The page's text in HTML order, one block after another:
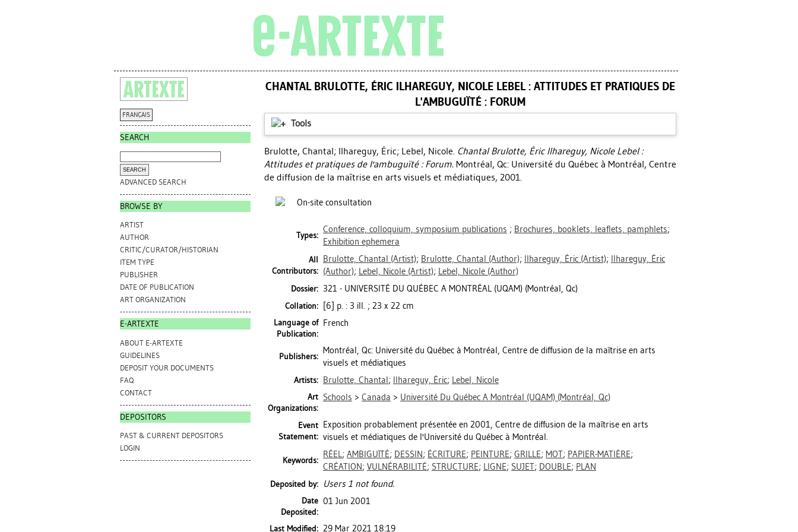
FRANÇAIS
SEARCH
ADVANCED SEARCH
BROWSE BY
ARTIST
AUTHOR
CRITIC/CURATOR/HISTORIAN
ITEM TYPE
PUBLISHER
DATE OF PUBLICATION
ART ORGANIZATION
E-ARTEXTE
ABOUT E-ARTEXTE
GUIDELINES
DEPOSIT YOUR DOCUMENTS
FAQ
CONTACT
DEPOSITORS
PAST & CURRENT DEPOSITORS
LOGIN
CHANTAL BRULOTTE, ÉRIC ILHAREGUY, NICOLE LEBEL : ATTITUDES ET PRATIQUES DE
L'AMBUGUÏTÉ : FORUM
Tools
Brulotte, Chantal; Ilhareguy, Éric; Lebel, Nicole. Chantal Brulotte, Éric Ilhareguy, Nicole Lebel :
Attitudes et pratiques de l'ambuguïté : Forum. Montréal, Qc: Université du Québec à Montréal, Centre
de diffusion de la maîtrise en arts visuels et médiatiques, 2001.
On-site consultation
Types:
Conference, colloquium, symposium publications ; Brochures, booklets, leaflets, pamphlets;
Exhibition ephemera
All
Contributors:
Brulotte, Chantal (Artist); Brulotte, Chantal (Author); Ilhareguy, Éric (Artist); Ilhareguy, Éric
(Author); Lebel, Nicole (Artist); Lebel, Nicole (Author)
Dossier: 321 - UNIVERSITÉ DU QUÉBEC A MONTRÉAL (UQAM) (Montréal, Qc)
Collation: [6] p. : 3 ill. ; 23 x 22 cm
Language of
Publication:
French
Publishers:
Montréal, Qc: Université du Québec à Montréal, Centre de diffusion de la maîtrise en arts
visuels et médiatiques
Artists: Brulotte, Chantal; Ilhareguy, Éric; Lebel, Nicole
Art
Organizations:
Schools > Canada > Université Du Québec A Montréal (UQAM) (Montréal, Qc)
Event
Statement:
Exposition probablement présentée en 2001, Centre de diffusion de la maîtrise en arts
visuels et médiatiques de l'Université du Québec à Montréal.
Keywords:
RÉEL; AMBIGUÏTÉ; DESSIN; ÉCRITURE; PEINTURE; GRILLE; MOT; PAPIER-MATIÈRE;
CRÉATION; VULNÉRABILITÉ; STRUCTURE; LIGNE; SUJET; DOUBLE; PLAN
Deposited by: Users 1 not found.
Date
Deposited:
01 Jun 2001
Last Modified: 29 Mar 2021 18:19